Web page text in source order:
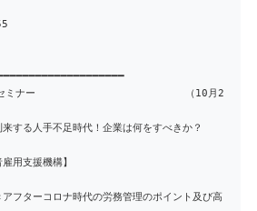
躍促進セミナー （10月2
る人手不足時代！企業は何をすべきか？
用支援機構】
フターコロナ時代の労務管理のポイント及び高